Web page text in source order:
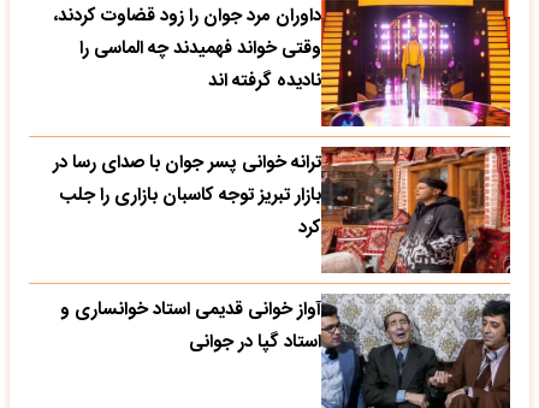
داوران مرد جوان را زود قضاوت کردند،
وقتی خواند فهمیدند چه الماسی را
نادیده گرفته اند
ترانه خوانی پسر جوان با صدای رسا در
بازار تبریز توجه کاسبان بازاری را جلب
کرد
آواز خوانی قدیمی استاد خوانساری و
استاد گپا در جوانی